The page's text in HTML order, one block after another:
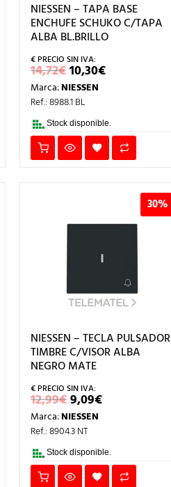
NIESSEN – TAPA BASE
ENCHUFE SCHUKO C/TAPA
ALBA BL.BRILLO
14,72€EL
PRECIO
ORIGINAL
ERA:
14,72€.
10,30€EL
PRECIO
Marca:NIESSEN
Ref.: 8988.1 BL
Stock disponible.
30%
NIESSEN – TECLA PULSADOR
TIMBRE C/VISOR ALBA
NEGRO MATE
12,99€EL
PRECIO
ORIGINAL
ERA:
12,99€.
9,09€EL
PRECIO
9,09€.
Marca:NIESSEN
Ref.: 8904.3 NT
Stock disponible.